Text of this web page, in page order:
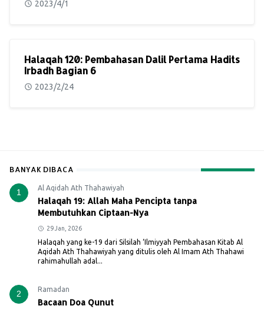
2023/4/1
Halaqah 120: Pembahasan Dalil Pertama Hadits
Irbadh Bagian 6
2023/2/24
BANYAK DIBACA
1 Al Aqidah Ath Thahawiyah
Halaqah 19: Allah Maha Pencipta tanpa
Membutuhkan Ciptaan-Nya
29 Jan, 2026
Halaqah yang ke-19 dari Silsilah ‘Ilmiyyah Pembahasan Kitab Al
Aqidah Ath Thahawiyah yang ditulis oleh Al Imam Ath Thahawi
rahimahullah adal...
2 Ramadan
Bacaan Doa Qunut